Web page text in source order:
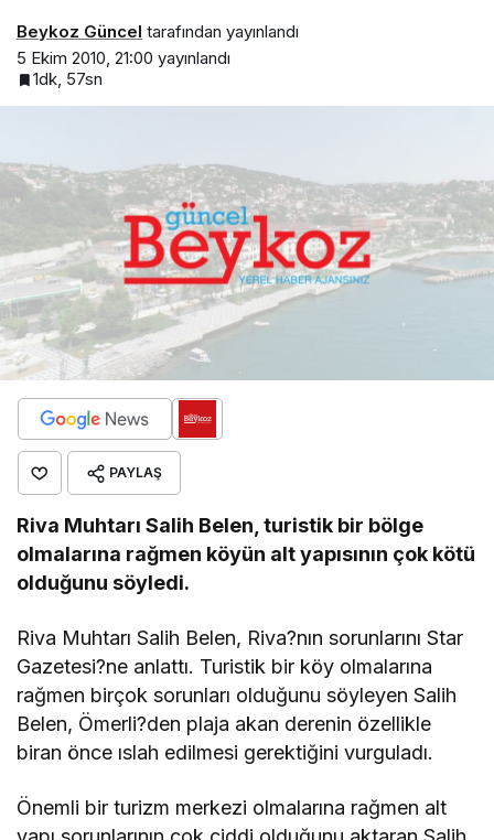
Beykoz Güncel tarafından yayınlandı
5 Ekim 2010, 21:00 yayınlandı
1dk, 57sn
PAYLAŞ
Riva Muhtarı Salih Belen, turistik bir bölge
olmalarına rağmen köyün alt yapısının çok kötü
olduğunu söyledi.
Riva Muhtarı Salih Belen, Riva?nın sorunlarını Star
Gazetesi?ne anlattı. Turistik bir köy olmalarına
rağmen birçok sorunları olduğunu söyleyen Salih
Belen, Ömerli?den plaja akan derenin özellikle
biran önce ıslah edilmesi gerektiğini vurguladı.
Önemli bir turizm merkezi olmalarına rağmen alt